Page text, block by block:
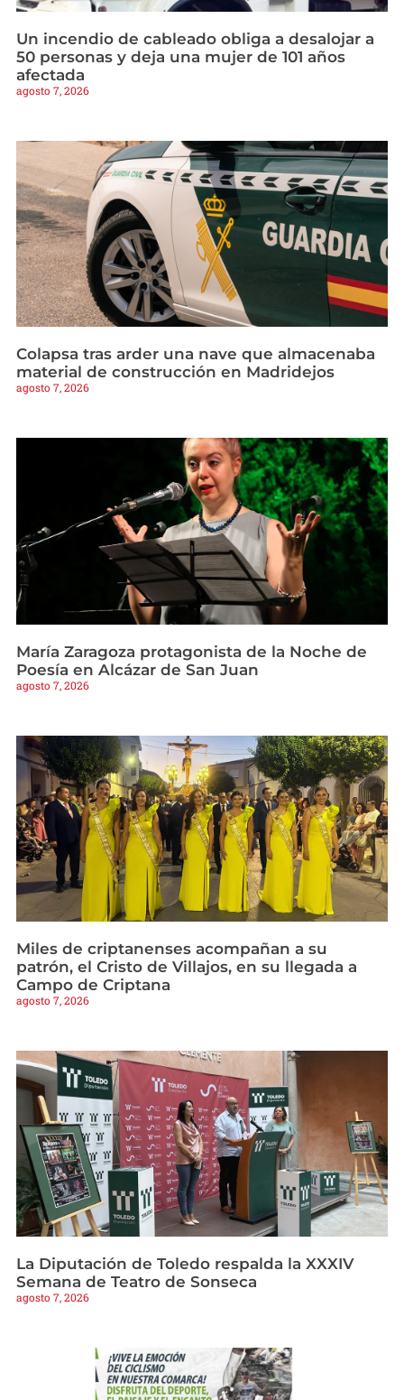
Un incendio de cableado obliga a desalojar a
50 personas y deja una mujer de 101 años
afectada
agosto 7, 2026
Colapsa tras arder una nave que almacenaba
material de construcción en Madridejos
agosto 7, 2026
María Zaragoza protagonista de la Noche de
Poesía en Alcázar de San Juan
agosto 7, 2026
Miles de criptanenses acompañan a su
patrón, el Cristo de Villajos, en su llegada a
Campo de Criptana
agosto 7, 2026
La Diputación de Toledo respalda la XXXIV
Semana de Teatro de Sonseca
agosto 7, 2026